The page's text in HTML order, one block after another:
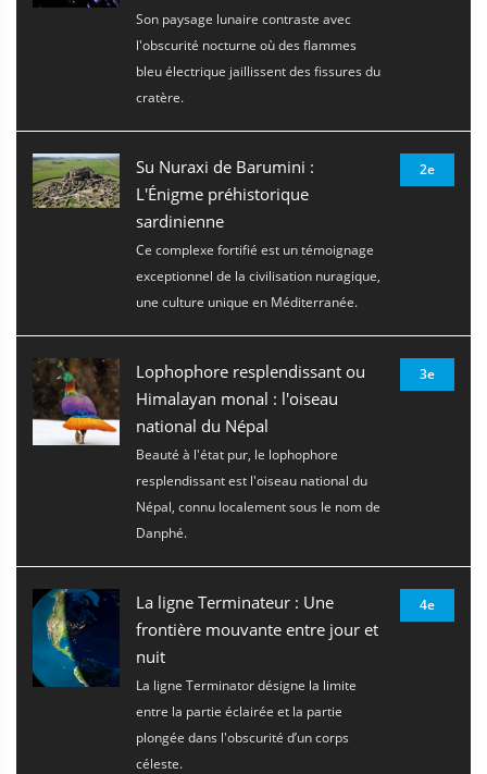
Son paysage lunaire contraste avec
l'obscurité nocturne où des flammes
bleu électrique jaillissent des fissures du
cratère.
Su Nuraxi de Barumini :
L'Énigme préhistorique
sardinienne
Ce complexe fortifié est un témoignage
exceptionnel de la civilisation nuragique,
une culture unique en Méditerranée.
2e
Lophophore resplendissant ou
Himalayan monal : l'oiseau
national du Népal
Beauté à l'état pur, le lophophore
resplendissant est l'oiseau national du
Népal, connu localement sous le nom de
Danphé.
3e
La ligne Terminateur : Une
frontière mouvante entre jour et
nuit
La ligne Terminator désigne la limite
entre la partie éclairée et la partie
plongée dans l'obscurité d’un corps
céleste.
4e